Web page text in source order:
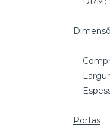
Portas